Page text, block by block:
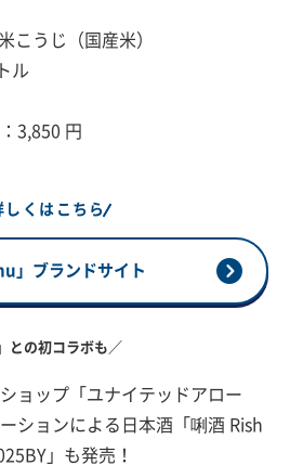
こうじ（国産米）
ル
3,850 円
しくはこちら
」ブランドサイト
との初コラボも／
ョップ「ユナイテッドアロー
ションによる日本酒「唎酒 Rish
」も発売！